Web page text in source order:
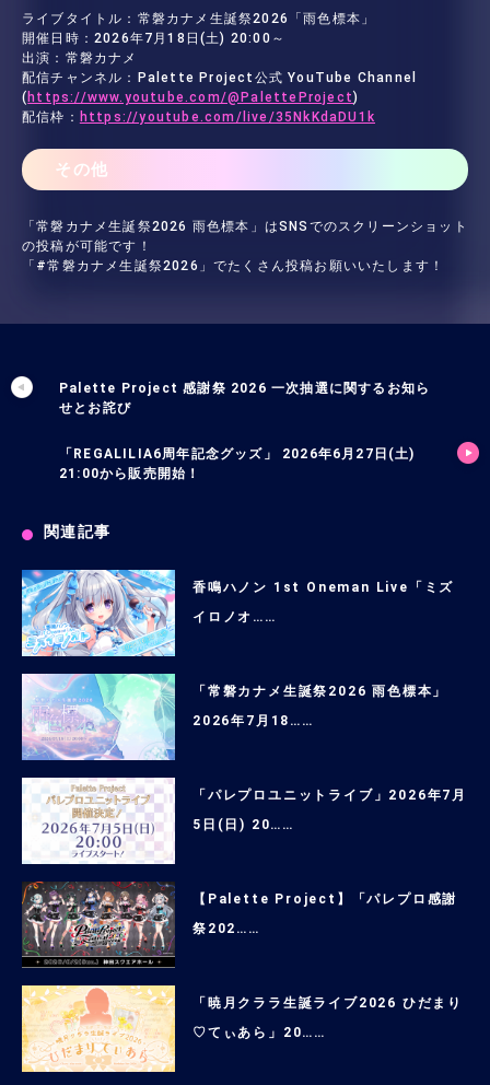
ライブタイトル：常磐カナメ生誕祭2026「雨色標本」
開催日時：2026年7月18日(土) 20:00～
出演：常磐カナメ
配信チャンネル：Palette Project公式 YouTube Channel
( https://www.youtube.com/@PaletteProject)
配信枠： https://youtube.com/live/35NkKdaDU1k
その他
「常磐カナメ生誕祭2026 雨色標本」はSNSでのスクリーンショット
の投稿が可能です！
「#常磐カナメ生誕祭2026」でたくさん投稿お願いいたします！
Palette Project 感謝祭 2026 一次抽選に関するお知ら
せとお詫び
「REGALILIA6周年記念グッズ」 2026年6月27日(土)
21:00から販売開始！
関連記事
香鳴ハノン 1st Oneman Live「ミズ
イロノオ……
「常磐カナメ生誕祭2026 雨色標本」
2026年7月18……
「パレプロユニットライブ」2026年7月
5日(日) 20……
【Palette Project】「パレプロ感謝
祭202……
「暁月クララ生誕ライブ2026 ひだまり
♡てぃあら」20……